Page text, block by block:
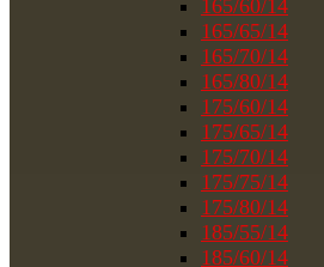
165/60/14
165/65/14
165/70/14
165/80/14
175/60/14
175/65/14
175/70/14
175/75/14
175/80/14
185/55/14
185/60/14